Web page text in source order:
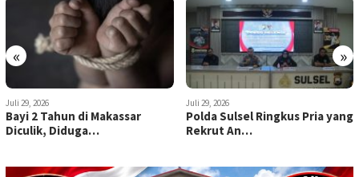
« »
Juli 29, 2026
Bayi 2 Tahun di Makassar
Diculik, Diduga…
Juli 29, 2026
Polda Sulsel Ringkus Pria yang
Rekrut An…